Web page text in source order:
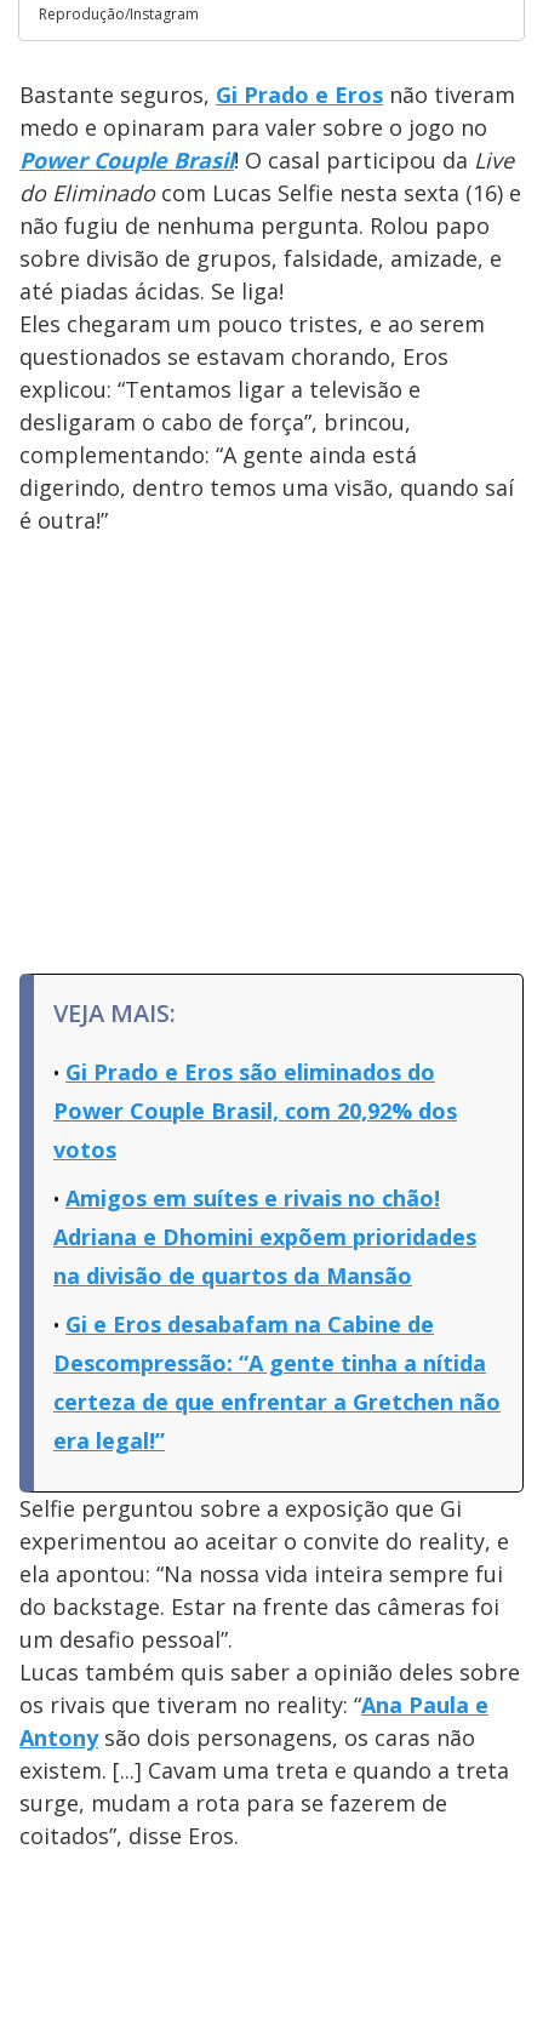
Reprodução/Instagram
Bastante seguros, Gi Prado e Eros não tiveram
medo e opinaram para valer sobre o jogo no
Power Couple Brasil! O casal participou da Live
do Eliminadocom Lucas Selfie nesta sexta (16) e
não fugiu de nenhuma pergunta. Rolou papo
sobre divisão de grupos, falsidade, amizade, e
até piadas ácidas. Se liga!
Eles chegaram um pouco tristes, e ao serem
questionados se estavam chorando, Eros
explicou: “Tentamos ligar a televisão e
desligaram o cabo de força”, brincou,
complementando: “A gente ainda está
digerindo, dentro temos uma visão, quando saí
é outra!”
VEJA MAIS:
Gi Prado e Eros são eliminados do
Power Couple Brasil, com 20,92% dos
votos
Amigos em suítes e rivais no chão!
Adriana e Dhomini expõem prioridades
na divisão de quartos da Mansão
Gi e Eros desabafam na Cabine de
Descompressão: “A gente tinha a nítida
certeza de que enfrentar a Gretchen não
era legal!”
Selfie perguntou sobre a exposição que Gi
experimentou ao aceitar o convite do reality, e
ela apontou: “Na nossa vida inteira sempre fui
do backstage. Estar na frente das câmeras foi
um desafio pessoal”.
Lucas também quis saber a opinião deles sobre
os rivais que tiveram no reality: “Ana Paula e
Antonysão dois personagens, os caras não
existem. [...] Cavam uma treta e quando a treta
surge, mudam a rota para se fazerem de
coitados”, disse Eros.